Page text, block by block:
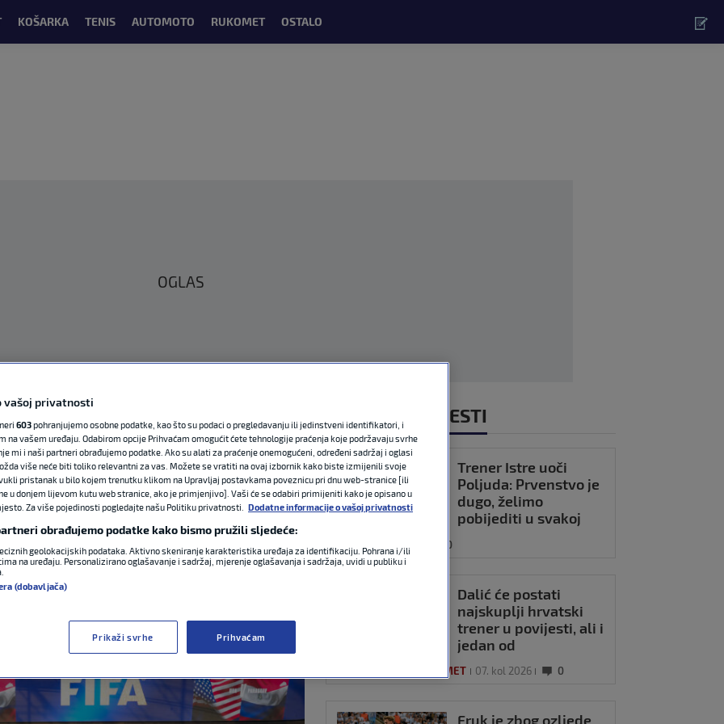
KOŠARKA TENIS AUTOMOTO RUKOMET OSTALO
OGLAS
prvenstva
Kanadu i
2 komentara
NAJNOVIJE VIJESTI
Trener Istre uoči
Poljuda: Prvenstvo je
dugo, želimo
pobijediti u svakoj
0
Dalić će postati
najskuplji hrvatski
trener u povijesti, ali i
jedan od
svijetu
MEĐUNARODNI NOGOMET 07. kol 2026 0
Fruk je zbog ozljede
vašoj privatnosti
603pohranjujemo osobne podatke, kao što su podaci o pregledavanju ili jedinstveni identifikatori, i
na vašem uređaju. Odabirom opcije Prihvaćam omogućit ćete tehnologije praćenja koje podržavaju svrhe
mi i naši partneri obrađujemo podatke. Ako su alati za praćenje onemogućeni, određeni sadržaj i oglasi
više neće biti toliko relevantni za vas. Možete se vratiti na ovaj izbornik kako biste izmijenili svoje
pristanak u bilo kojem trenutku klikom na Upravljaj postavkama poveznicu pri dnu web-stranice [ili
u donjem lijevom kutu web stranice, ako je primjenjivo]. Vaši će se odabiri primijeniti kako je opisano u
Za više pojedinosti pogledajte našu Politiku privatnosti.
Dodatne informacije o vašoj privatnosti
obrađujemo podatke kako bismo pružili sljedeće:
geolokacijskih podataka. Aktivno skeniranje karakteristika uređaja za identifikaciju. Pohrana i/ili
na uređaju. Personalizirano oglašavanje i sadržaj, mjerenje oglašavanja i sadržaja, uvidi u publiku i
(dobavljača)
Prikaži svrhe Prihvaćam